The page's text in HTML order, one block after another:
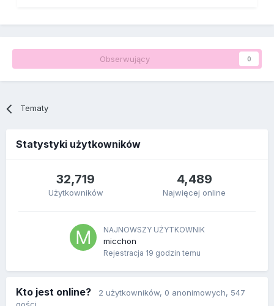
Obserwujący 0
Tematy
Statystyki użytkowników
32,719
Użytkowników
4,489
Najwięcej online
NAJNOWSZY UŻYTKOWNIK
micchon
Rejestracja 19 godzin temu
Kto jest online? 2 użytkowników, 0 anonimowych, 547